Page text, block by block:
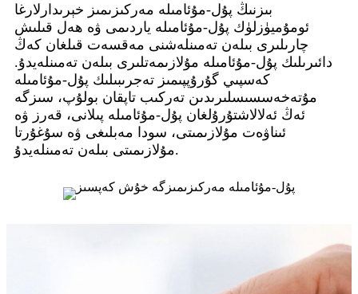
بىزنىڭ پۇل-مۇئامىلە مەركىزىمىز خېرىدارلارغا
ئومۇميۈزلۈك پۇل-مۇئامىلە ياردىمى ۋە ھەل قىلىش
چارىلىرى بىلەن تەمىنلەشنى مەقسەت قىلغان كەڭ
دائىرىلىك پۇل-مۇئامىلە مۇلازىمەتلىرى بىلەن تەمىنلەيدۇ.
كەسپىي گۇرۇپپىمىز تەجرىبىلىك پۇل-مۇئامىلە
مۇتەخەسسىسلىرىدىن تەركىب تاپقان بولۇپ، سىزگە
ئەڭ ئەلالاشتۇرۇلغان پۇل-مۇئامىلە پىلانى، قەرز ۋە
ئىناۋەت مۇلازىمىتى، سودا مەبلىغى ۋە سۇغۇرتا
مۇلازىمىتى بىلەن تەمىنلەيدۇ.